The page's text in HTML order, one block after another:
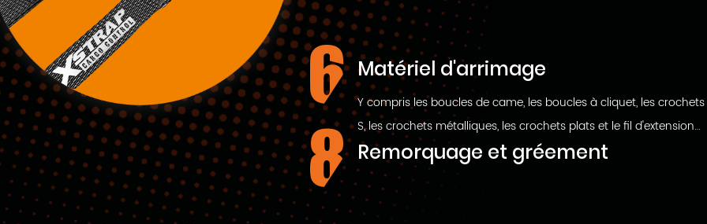
récupération.
6 Matériel d'arrimage
Y compris les boucles de came, les boucles à cliquet, les crochets
S, les crochets métalliques, les crochets plats et le fil d'extension
de la chaîne.
8 Remorquage et gréement